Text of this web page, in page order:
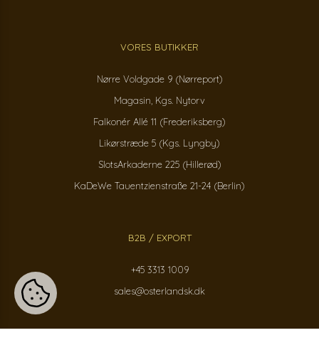
VORES BUTIKKER
Nørre Voldgade 9 (Nørreport)
Magasin, Kgs. Nytorv
Falkonér Allé 11 (Frederiksberg)
Likørstræde 5 (Kgs. Lyngby)
SlotsArkaderne 225 (Hillerød)
KaDeWe Tauentzienstraße 21-24 (Berlin)
B2B / EXPORT
+45 3313 1009
sales@osterlandsk.dk